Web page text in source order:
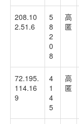
208.10
2.51.6
5
8
2
0
8
高
匿
72.195.
114.16
9
4
1
4
5
高
匿